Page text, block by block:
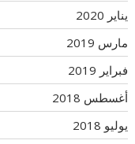
يناير 2020
مارس 2019
فبراير 2019
أغسطس 2018
يوليو 2018